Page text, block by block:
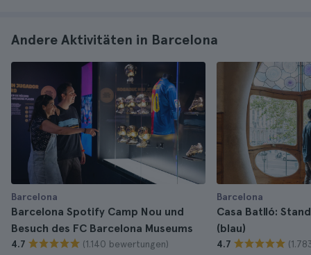
Andere Aktivitäten in Barcelona
Barcelona
Barcelona Spotify Camp Nou und
Besuch des FC Barcelona Museums
4.7 (1.140 bewertungen)
Barcelona
Casa Batlló:
(blau)
4.7